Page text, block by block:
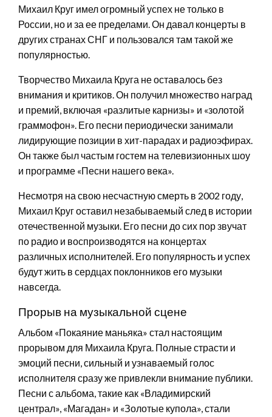
Михаил Круг имел огромный успех не только в
России, но и за ее пределами. Он давал концерты в
других странах СНГ и пользовался там такой же
популярностью.
Творчество Михаила Круга не оставалось без
внимания и критиков. Он получил множество наград
и премий, включая «разлитые карнизы» и «золотой
граммофон». Его песни периодически занимали
лидирующие позиции в хит-парадах и радиоэфирах.
Он также был частым гостем на телевизионных шоу
и программе «Песни нашего века».
Несмотря на свою несчастную смерть в 2002 году,
Михаил Круг оставил незабываемый след в истории
отечественной музыки. Его песни до сих пор звучат
по радио и воспроизводятся на концертах
различных исполнителей. Его популярность и успех
будут жить в сердцах поклонников его музыки
навсегда.
Прорыв на музыкальной сцене
Альбом «Покаяние маньяка» стал настоящим
прорывом для Михаила Круга. Полные страсти и
эмоций песни, сильный и узнаваемый голос
исполнителя сразу же привлекли внимание публики.
Песни с альбома, такие как «Владимирский
централ», «Магадан» и «Золотые купола», стали